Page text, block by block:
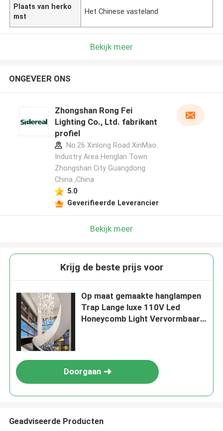
Plaats van herko
mst
Het Chinese vasteland
Bekijk meer
ONGEVEER ONS
Zhongshan Rong Fei
Lighting Co., Ltd. fabrikant
profiel
No.26 Xinlong Road XinMao
Industry Area Henglan Town
Zhongshan City Guangdong
China ,China
5.0
Geverifieerde Leverancier
Bekijk meer
Krijg de beste prijs voor
Op maat gemaakte hanglampen
Trap Lange luxe 110V Led
Honeycomb Light Vervormbaar
Doorgaan
Geadviseerde Producten